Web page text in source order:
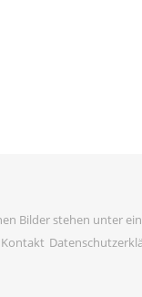
Bilder stehen unter
Kontakt